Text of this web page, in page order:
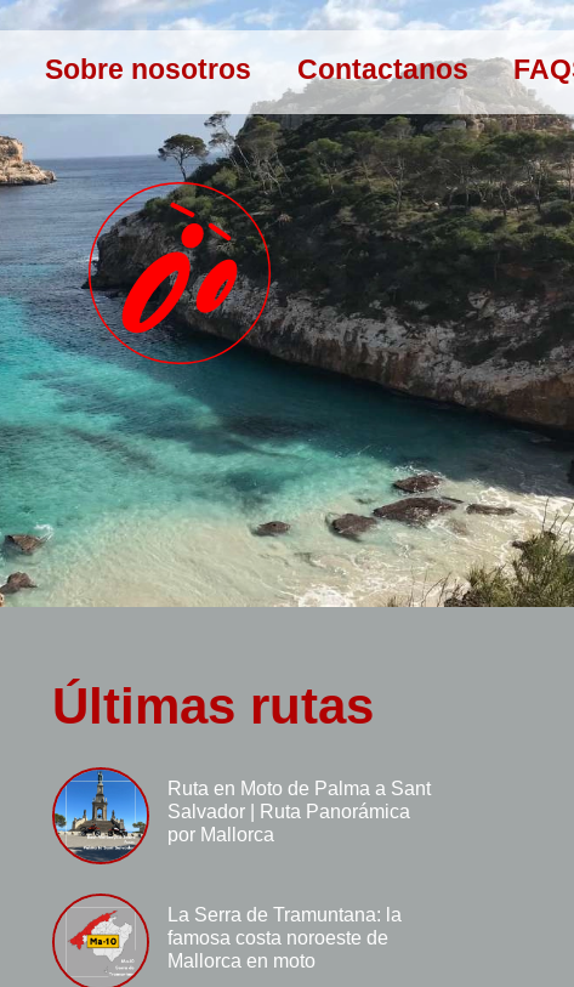
Sobre nosotros Contactanos
Últimas rutas
Ruta en Moto de Palma a Sant
Salvador | Ruta Panorámica
por Mallorca
La Serra de Tramuntana: la
famosa costa noroeste de
Mallorca en moto